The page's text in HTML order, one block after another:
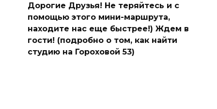
Дорогие Друзья! Не теряйтесь и с
помощью этого мини-маршрута,
находите нас еще быстрее!) Ждем в
гости! (подробно о том, как найти
студию на Гороховой 53)